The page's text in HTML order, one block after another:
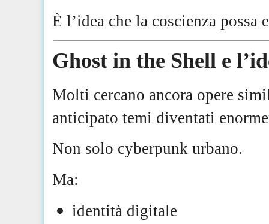
È l’idea che la coscienza
Ghost in the Shell e
Molti cercano ancora opere
anticipato temi diventati
Non solo cyberpunk urbano.
Ma:
identità digitale